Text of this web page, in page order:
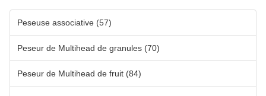
Peseuse associative (57)
Peseur de Multihead de granules (70)
Peseur de Multihead de fruit (84)